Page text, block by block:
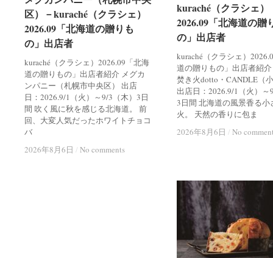
kuraché（クラシェ）
2026.09「北海道の贈
の」出店者
kuraché（クラシェ）
道の贈りもの」出店者紹
焚き火dotto・CANDLE（
出店日：2026.9/1（火）～
3日間 北海道の風景香る小
火。 天然の香りに包ま
2026年8月6日 / No
kuraché（クラシェ）
2026.09「北海道の贈
の」出店者
2026年8月6日 / No
区）－kuraché（クラシェ）
2026.09「北海道の贈りも
の」出店者
kuraché（クラシェ）2026.09「北海
道の贈りもの」出店者紹介 メグカ
ンパニー（札幌市中央区） 出店
日：2026.9/1（火）～9/3（木）3日
間 吹く風に秋を感じる北海道。 前
回、大変人気だったホワイトチョコ
バ
2026年8月6日 / No comments
区）－kuraché（クラシェ）
2026.09「北海道の贈りも
の」出店者
2026年8月6日 / No comments